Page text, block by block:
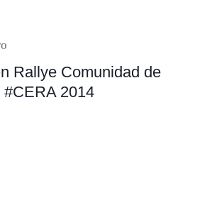
Rallye Comunidad de
2014